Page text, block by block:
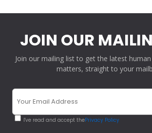
JOIN OUR
Join our mailing list to get the latest
matters, straight to your
I've read and accept thePrivacy Policy